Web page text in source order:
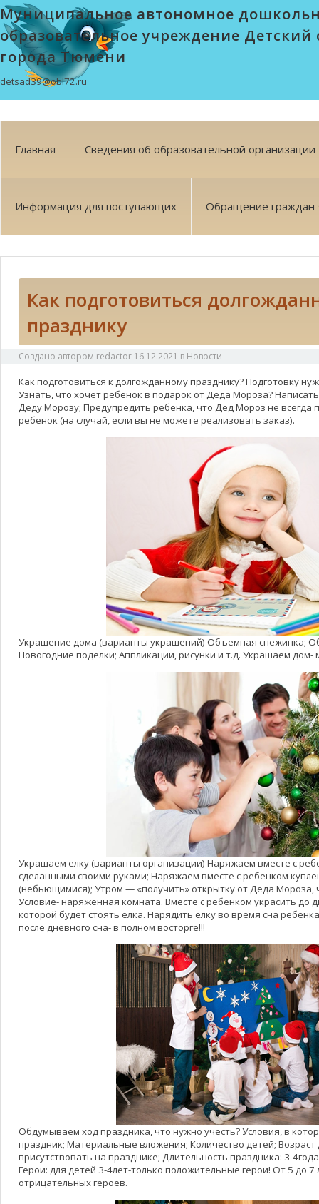
Муниципальное автономное
образовательное учреждение Детский
города Тюмени
detsad39@obl72.ru
Главная Сведения об образовательной организации
Информация для поступающих Обращение граждан
Как подготовиться
празднику
Создано автором redactor 16.12.2021 в Новости
Как подготовиться к долгожданному празднику? Подготовку
Узнать, что хочет ребенок в подарок от Деда Мороза?
Деду Морозу; Предупредить ребенка, что Дед Мороз не всегда
ребенок (на случай, если вы не можете реализовать заказ).
Украшение дома (варианты украшений) Объемная снежинка;
Новогодние поделки; Аппликации, рисунки и т.д. Украшаем дом-
Украшаем елку (варианты организации) Наряжаем вместе с
сделанными своими руками; Наряжаем вместе с ребенком
(небьющимися); Утром — «получить» открытку от Деда Мороза,
Условие- наряженная комната. Вместе с ребенком украсить до
которой будет стоять елка. Нарядить елку во время сна
после дневного сна- в полном восторге!!!
Обдумываем ход праздника, что нужно учесть? Условия, в
праздник; Материальные вложения; Количество детей; Возраст
присутствовать на празднике; Длительность праздника: 3-
Герои: для детей 3-4лет-только положительные герои! От 5 до
отрицательных героев.